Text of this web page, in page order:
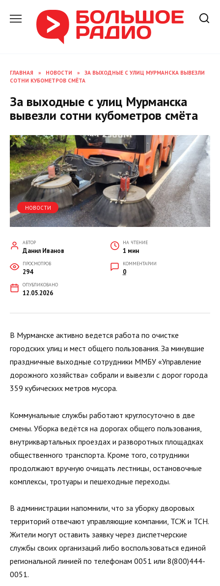
содержанию
ГЛАВНАЯ » НОВОСТИ »
ЗА ВЫХОДНЫЕ С УЛИЦ МУРМАНСКА ВЫВЕЗЛИ
СОТНИ КУБОМЕТРОВ СМЁТА
За выходные с улиц Мурманска
вывезли сотни кубометров смёта
НОВОСТИ
АВТОР
Данил Иванов
НА ЧТЕНИЕ
1 мин
ПРОСМОТРОВ
294
КОММЕНТАРИИ
0
ОПУБЛИКОВАНО
12.05.2026
В Мурманске активно ведется работа по очистке
городских улиц и мест общего пользования. За минувшие
праздничные выходные сотрудники ММБУ «Управление
дорожного хозяйства» собрали и вывезли с дорог города
359 кубических метров мусора.
Коммунальные службы работают круглосуточно в две
смены. Уборка ведётся на дорогах общего пользования,
внутриквартальных проездах и разворотных площадках
общественного транспорта. Кроме того, сотрудники
продолжают вручную очищать лестницы, остановочные
комплексы, тротуары и пешеходные переходы.
В администрации напомнили, что за уборку дворовых
территорий отвечают управляющие компании, ТСЖ и ТСН.
Жители могут оставить заявку через диспетчерские
службы своих организаций либо воспользоваться единой
региональной линией по телефонам 0051 или 8(800)444-
0051.